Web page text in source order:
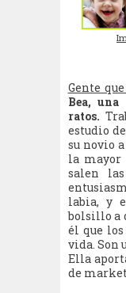
Gente
Bea,
ratos.
estudio
su novio
la mayor
salen
labia, y
bolsillo a
él que
vida. Son
Ella
de